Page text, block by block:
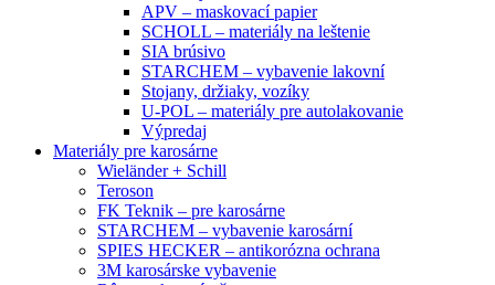
APV – maskovací papier
SCHOLL – materiály na leštenie
SIA brúsivo
STARCHEM – vybavenie lakovní
Stojany, držiaky, vozíky
U-POL – materiály pre autolakovanie
Výpredaj
Materiály pre karosárne
Wieländer + Schill
Teroson
FK Teknik – pre karosárne
STARCHEM – vybavenie karosární
SPIES HECKER – antikorózna ochrana
3M karosárske vybavenie